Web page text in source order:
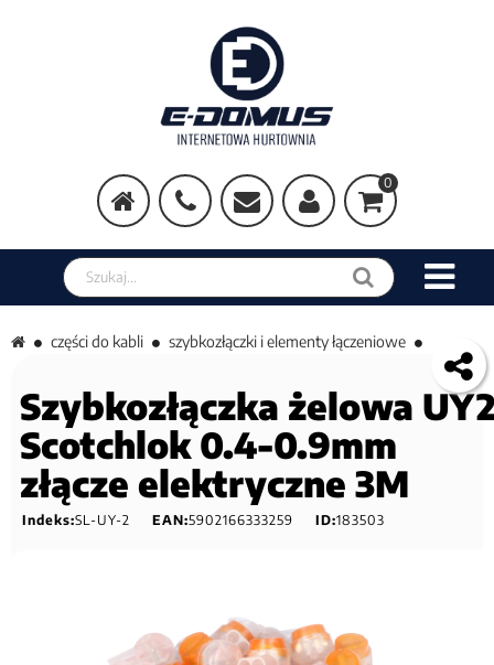
0
Szukaj w sklepie
części do kabli szybkozłączki i elementy łączeniowe
Szybkozłączka żelowa
Scotchlok 0.4-0.9mm
złącze elektryczne 3M
Indeks:SL-UY-2 EAN:5902166333259 ID:183503